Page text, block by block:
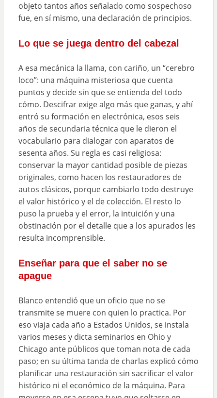
objeto tantos años señalado como sospechoso
fue, en sí mismo, una declaración de principios.
Lo que se juega dentro del cabezal
A esa mecánica la llama, con cariño, un “cerebro
loco”: una máquina misteriosa que cuenta
puntos y decide sin que se entienda del todo
cómo. Descifrar exige algo más que ganas, y ahí
entró su formación en electrónica, esos seis
años de secundaria técnica que le dieron el
vocabulario para dialogar con aparatos de
sesenta años. Su regla es casi religiosa:
conservar la mayor cantidad posible de piezas
originales, como hacen los restauradores de
autos clásicos, porque cambiarlo todo destruye
el valor histórico y el de colección. El resto lo
puso la prueba y el error, la intuición y una
obstinación por el detalle que a los apurados les
resulta incomprensible.
Enseñar para que el saber no se
apague
Blanco entendió que un oficio que no se
transmite se muere con quien lo practica. Por
eso viaja cada año a Estados Unidos, se instala
varios meses y dicta seminarios en Ohio y
Chicago ante públicos que toman nota de cada
paso; en su última tanda de charlas explicó cómo
planificar una restauración sin sacrificar el valor
histórico ni el económico de la máquina. Para